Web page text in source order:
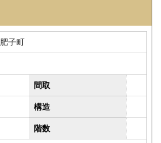
子町
間取
構造
階数